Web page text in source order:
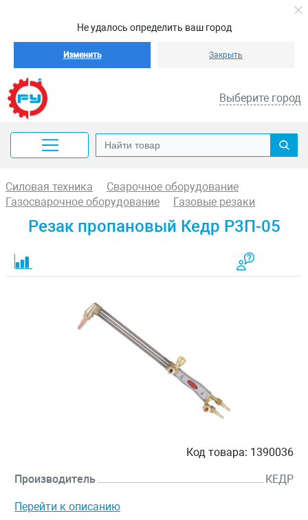
Не удалось определить ваш город
Изменить Закрыть
Выберите город
Силовая техника
Сварочное оборудование
Газосварочное оборудование
Газовые резаки
Резак пропановый Кедр Р3П-05
Код товара: 1390036
Производитель КЕДР
Перейти к описанию